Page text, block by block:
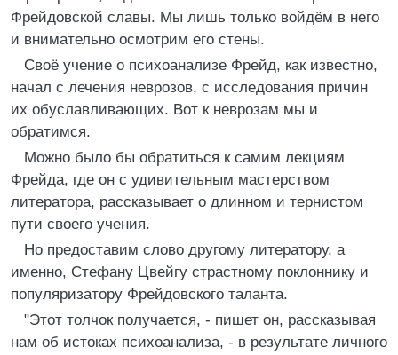
Фрейдовской славы. Мы лишь только войдём в него
и внимательно осмотрим его стены.
Своё учение о психоанализе Фрейд, как известно,
начал с лечения неврозов, с исследования причин
их обуславливающих. Вот к неврозам мы и
обратимся.
Можно было бы обратиться к самим лекциям
Фрейда, где он с удивительным мастерством
литератора, рассказывает о длинном и тернистом
пути своего учения.
Но предоставим слово другому литератору, а
именно, Стефану Цвейгу страстному поклоннику и
популяризатору Фрейдовского таланта.
"Этот толчок получается, - пишет он, рассказывая
нам об истоках психоанализа, - в результате личного